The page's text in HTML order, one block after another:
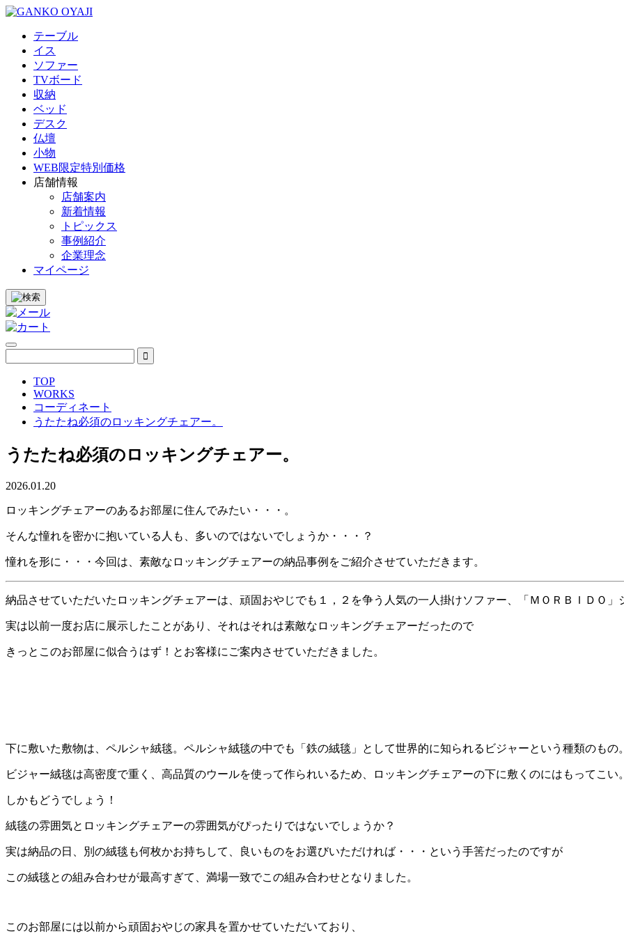
テーブル
イス
ソファー
TVボード
収納
ベッド
デスク
仏壇
小物
WEB限定特別価格
店舗情報
店舗案内
新着情報
トピックス
事例紹介
企業理念
マイページ
TOP
WORKS
コーディネート
うたたね必須のロッキングチェアー。
うたたね必須のロッキングチェアー。
2026.01.20
ロッキングチェアーのあるお部屋に住んでみたい・・・。
そんな憧れを密かに抱いている人も、多いのではないでしょうか・・・？
憧れを形に・・・今回は、素敵なロッキングチェアーの納品事例をご紹介させていただきます。
納品させていただいたロッキングチェアーは、頑固おやじでも１，２を争う人気の一人掛けソファー、「ＭＯＲＢＩＤＯ」
実は以前一度お店に展示したことがあり、それはそれは素敵なロッキングチェアーだったので
きっとこのお部屋に似合うはず！とお客様にご案内させていただきました。
下に敷いた敷物は、ペルシャ絨毯。ペルシャ絨毯の中でも「鉄の絨毯」として世界的に知られるビジャーという種類のもの。
ビジャー絨毯は高密度で重く、高品質のウールを使って作られいるため、ロッキングチェアーの下に敷くのにはもってこい。
しかもどうでしょう！
絨毯の雰囲気とロッキングチェアーの雰囲気がぴったりではないでしょうか？
実は納品の日、別の絨毯も何枚かお持ちして、良いものをお選びいただければ・・・という手筈だったのですが
この絨毯との組み合わせが最高すぎて、満場一致でこの組み合わせとなりました。
このお部屋には以前から頑固おやじの家具を置かせていただいており、